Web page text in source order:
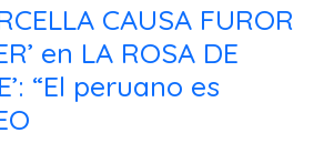
CAUSA FUROR
en LA ROSA DE
“El peruano es